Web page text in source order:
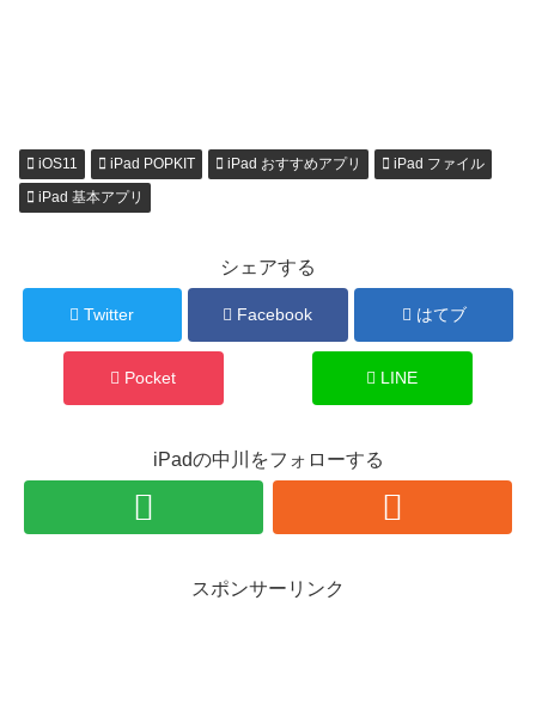
iOS11 iPad POPKIT iPad おすすめアプリ
iPad ファイル
iPad 基本アプリ
シェアする
Twitter Facebook はてブ
Pocket LINE
iPadの中川をフォローする
スポンサーリンク